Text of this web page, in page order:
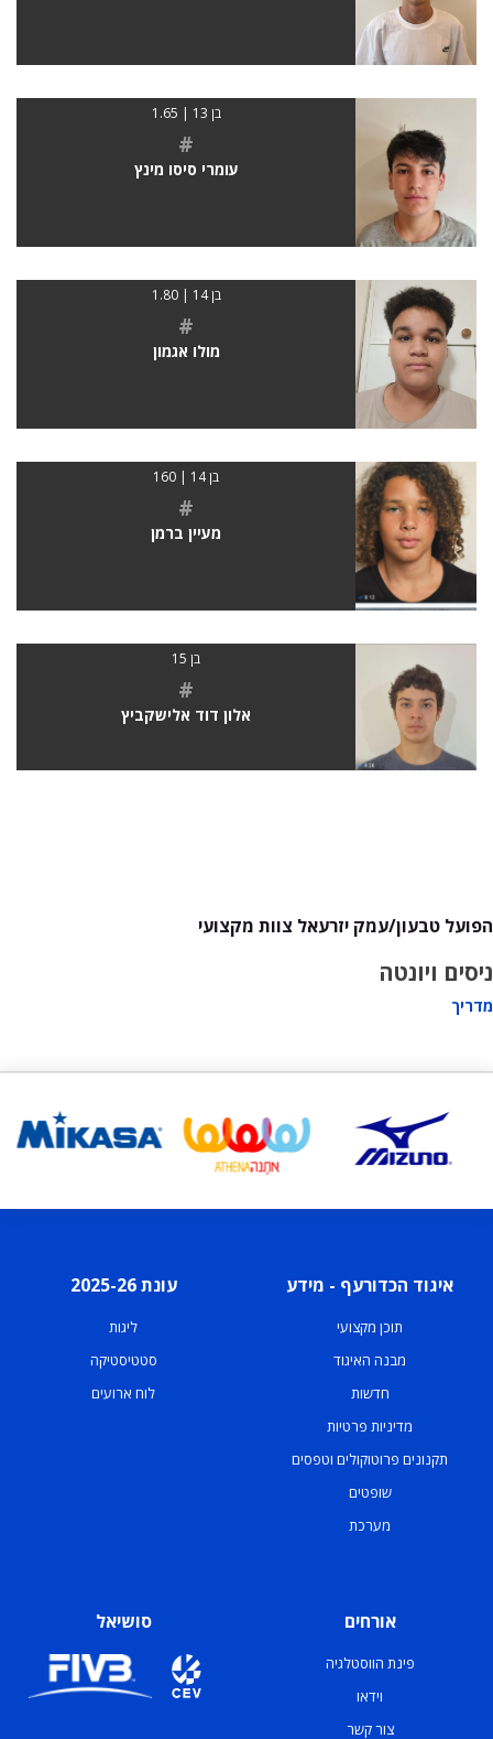
בן 13 | 1.65
#
עומרי סיסו מינץ
בן 14 | 1.80
#
מולו אגמון
בן 14 | 160
#
מעיין ברמן
בן 15
#
אלון דוד אלישקביץ
הפועל טבעון/עמק יזרעאל צוות מקצועי
ניסים ויונטה
מדריך
איגוד הכדורעף - מידע
תוכן מקצועי
מבנה האיגוד
חדשות
מדיניות פרטיות
תקנונים פרוטוקולים וטפסים
שופטים
מערכת
עונת 2025-26
ליגות
סטטיסטיקה
לוח ארועים
אורחים
פינת הווסטלגיה
וידאו
צור קשר
סושיאל